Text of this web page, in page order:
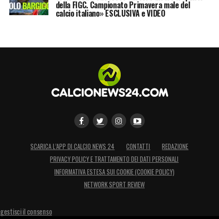
della FIGC. Campionato Primavera male del
calcio italiano» ESCLUSIVA e VIDEO
SCARICA L’APP DI CALCIO NEWS 24 CONTATTI
REDAZIONE
PRIVACY POLICY E TRATTAMENTO DEI DATI PERSONALI
INFORMATIVA ESTESA SUI COOKIE (COOKIE POLICY)
NETWORK SPORT REVIEW
gestisci il consenso